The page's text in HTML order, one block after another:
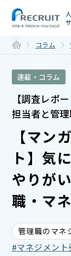
コラム
連載・コラム
【調査レポ
担当者と管
【マン
ト】気
やりが
職・マ
管理職のマネ
マネジメント